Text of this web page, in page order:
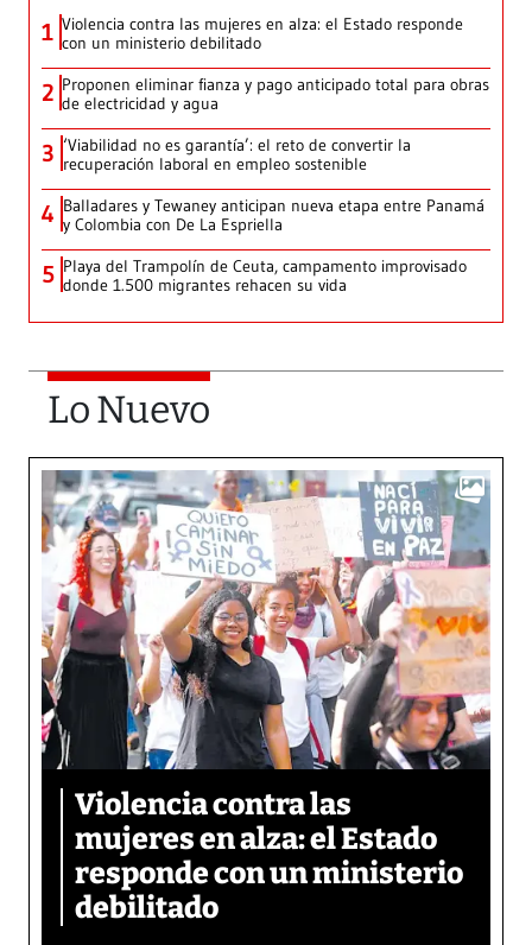
1 Violencia contra las mujeres en alza: el Estado responde
con un ministerio debilitado
2 Proponen eliminar fianza y pago anticipado total para obras
de electricidad y agua
3 ‘Viabilidad no es garantía’: el reto de convertir la
recuperación laboral en empleo sostenible
4 Balladares y Tewaney anticipan nueva etapa entre Panamá
y Colombia con De La Espriella
5 Playa del Trampolín de Ceuta, campamento improvisado
donde 1.500 migrantes rehacen su vida
Lo Nuevo
Violencia contra las
mujeres en alza: el Estado
responde con un ministerio
debilitado